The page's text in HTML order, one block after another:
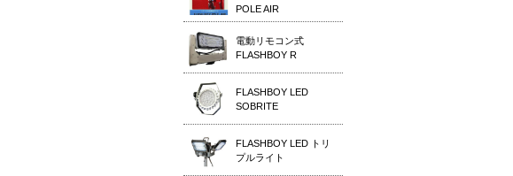
POLE AIR
電動リモコン式
FLASHBOY R
FLASHBOY LED
SOBRITE
FLASHBOY LED トリ
プルライト